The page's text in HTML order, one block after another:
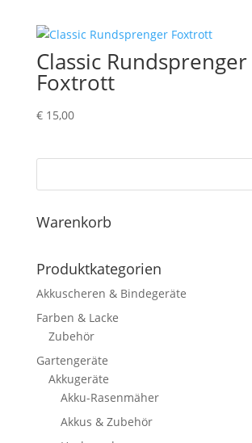
Classic Rundsprenger
Foxtrott
€15,00
Warenkorb
Produktkategorien
Akkuscheren & Bindegeräte
Farben & Lacke
Zubehör
Gartengeräte
Akkugeräte
Akku-Rasenmäher
Akkus & Zubehör